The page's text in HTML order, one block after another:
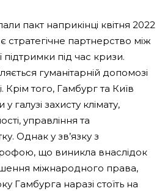
пакт наприкінці квітня 2022
стратегічне партнерство між
під час кризи.
гуманітарній допомозі
Крім того, Гамбург та Київ
галузі захисту клімату,
управління та
Однак у зв’язку з
що виникла внаслідок
міжнародного права,
Гамбурга наразі стоїть на